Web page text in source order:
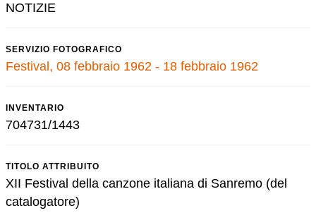
NOTIZIE
SERVIZIO FOTOGRAFICO
Festival, 08 febbraio 1962 - 18 febbraio 1962
INVENTARIO
704731/1443
TITOLO ATTRIBUITO
XII Festival della canzone italiana di Sanremo (del
catalogatore)